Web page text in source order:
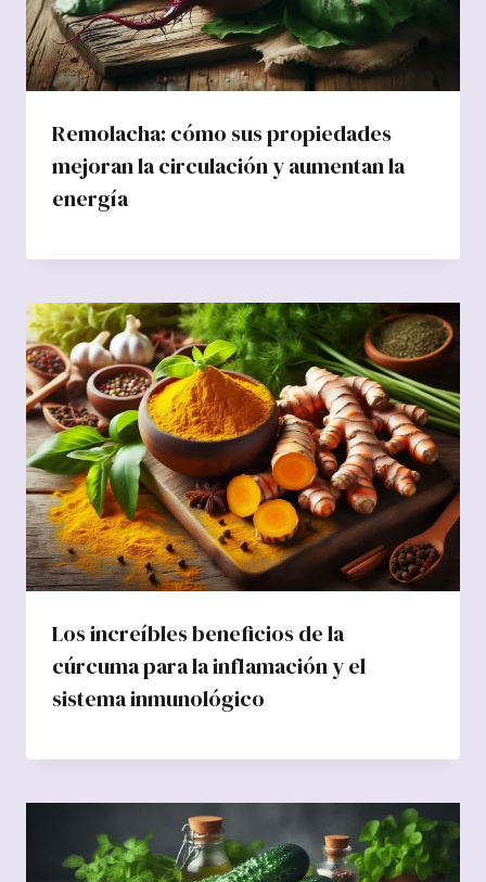
Remolacha: cómo sus propiedades
mejoran la circulación y aumentan la
energía
Los increíbles beneficios de la
cúrcuma para la inflamación y el
sistema inmunológico